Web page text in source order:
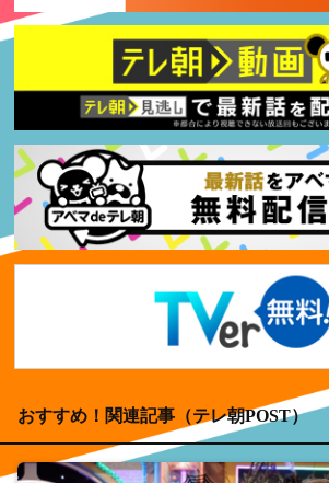
おすすめ！関連記事（テレ朝POST）